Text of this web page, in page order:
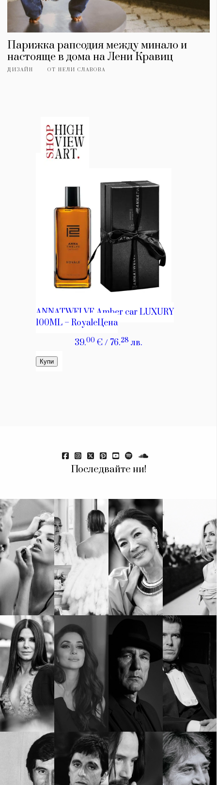
Парижка рапсодия между минало и
настояще в дома на Лени Кравиц
ДИЗАЙН ОТ НЕЛИ СЛАВОВА
Последвайте ни!
КАТЕГОРИИ
Wine&Dine
Подкасти
Мода
Dialogue
Изкуство
Красота
Цветно
Гурме
Пътувай
Wellness
ЗА НАС
Условия за
ползване
За нас
Реклама
Политика за
поверителност
ModerenDom
СЛЕДВАЙТЕ НИ
Facebook Instagram Twitter
Pinterest
YouTube
Spotify Soundcloud
Ако нашият сайт ви харесва, можете да се абонирате за
седмичния ни нюзлетър тук:
© 2026, HighViewArt | Всички права запазени